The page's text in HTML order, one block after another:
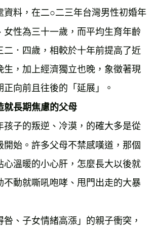
資料，在二○二三年台灣男性初婚年
女性為三十一歲，而平均生育年齡
二．四歲，相較於十年前提高了近
生，加上經濟獨立也晚，象徵著現
向前且往後的「延展」。
就長期焦慮的父母
孩子的叛逆、冷漠，的確大多是從
開始。許多父母不禁感嘆道，那個
心溫暖的小心肝，怎麼長大以後就
不動就嘶吼咆哮、甩門出走的大暴
、子女情緒高漲」的親子衝突，